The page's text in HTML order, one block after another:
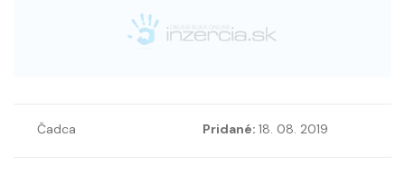
Čadca Pridané: 18. 08. 2019